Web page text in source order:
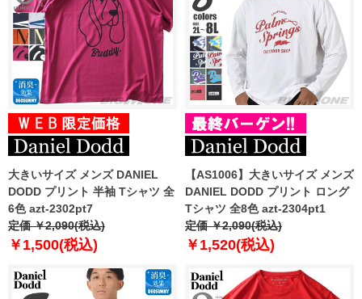
大きいサイズ メンズ DANIEL
DODD プリント 半袖 Tシャツ 全
6色 azt-2302pt7
定価 ￥2,090(税込)
￥1,500(税込)
【AS1006】大きいサイズ メンズ
DANIEL DODD プリント ロング
Tシャツ 全8色 azt-2304pt1
定価 ￥2,090(税込)
￥1,520(税込)